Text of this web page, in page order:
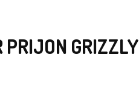
PRIJON GRIZZLY